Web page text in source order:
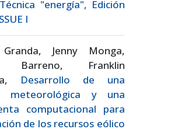
"energía", Edición
I
Jenny Monga,
Barreno, Franklin
Desarrollo de una
meteorológica y una
computacional para
de los recursos eólico